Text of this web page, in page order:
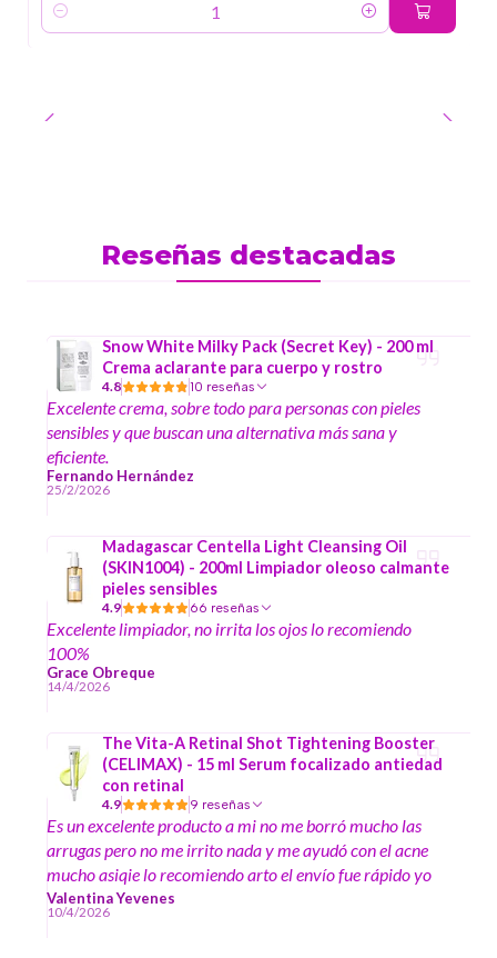
Cantidad
Reseñas destacadas
Snow White Milky Pack (Secret Key) - 200 ml
Crema aclarante para cuerpo y rostro
4.8 10 reseñas
Excelente crema, sobre todo para personas con pieles
sensibles y que buscan una alternativa más sana y
eficiente.
Fernando Hernández
25/2/2026
Madagascar Centella Light Cleansing Oil
(SKIN1004) - 200ml Limpiador oleoso calmante
pieles sensibles
4.9 66 reseñas
Excelente limpiador, no irrita los ojos lo recomiendo
100%
Grace Obreque
14/4/2026
The Vita-A Retinal Shot Tightening Booster
(CELIMAX) - 15 ml Serum focalizado antiedad
con retinal
4.9 9 reseñas
Es un excelente producto a mi no me borró mucho las
arrugas pero no me irrito nada y me ayudó con el acne
mucho asiqie lo recomiendo arto el envío fue rápido yo
era de stgo y se demoraba uno dos días como mucho me
vine a vivir al sur pucon y se demoró tres días muy rápido
Valentina Yevenes
10/4/2026